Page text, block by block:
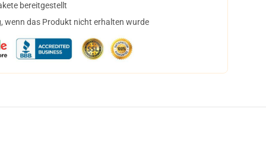
bereitgestellt
wenn das Produkt nicht erhalten wurde